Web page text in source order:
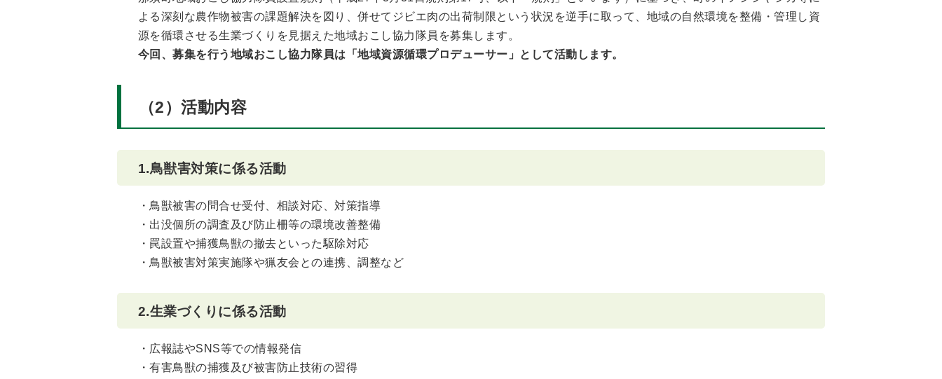
よる深刻な農作物被害の課題解決を図り、併せてジビエ肉の出荷制限という状況を逆手に取って、地域の自然環境を整備・管理し資
源を循環させる生業づくりを見据えた地域おこし協力隊員を募集します。
今回、募集を行う地域おこし協力隊員は「地域資源循環プロデューサー」として活動します。
（2）活動内容
1.鳥獣害対策に係る活動
・鳥獣被害の問合せ受付、相談対応、対策指導
・出没個所の調査及び防止柵等の環境改善整備
・罠設置や捕獲鳥獣の撤去といった駆除対応
・鳥獣被害対策実施隊や猟友会との連携、調整など
2.生業づくりに係る活動
・広報誌やSNS等での情報発信
・有害鳥獣の捕獲及び被害防止技術の習得